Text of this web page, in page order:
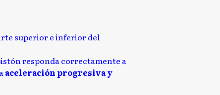
superior e inferior del
responda correctamente a
aceleración progresiva y